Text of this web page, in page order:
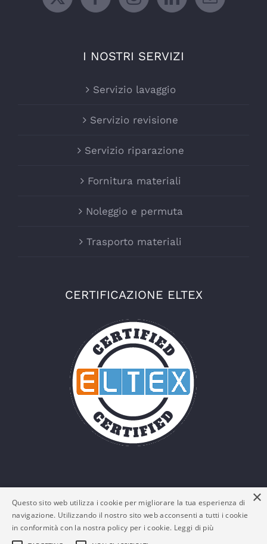
I NOSTRI SERVIZI
Servizio lavaggio
Servizio revisione
Servizio riparazione
Fornitura materiali
Noleggio e permuta
Trasporto materiali
CERTIFICAZIONE ELTEX
×
Questo sito web utilizza i cookie per migliorare la tua esperienza di
navigazione. Utilizzando il nostro sito web acconsenti a tutti i cookie
in conformità con la nostra policy per i cookie. Leggi di più